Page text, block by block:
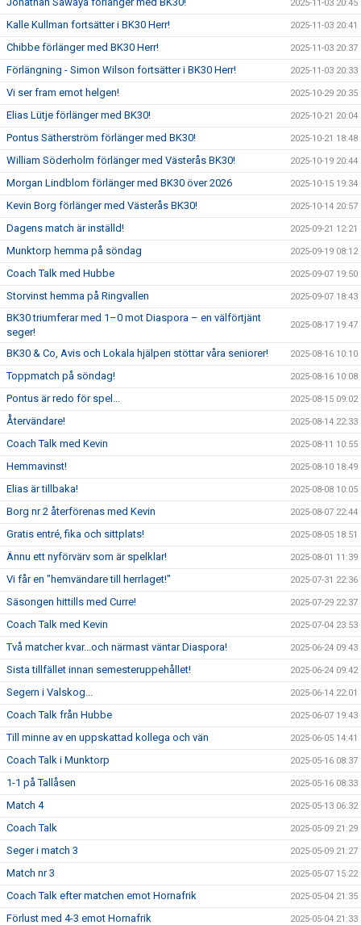
2025-11-03 20:45
Kalle Kullman fortsätter i BK30 Herr! 2025-11-03 20:41
Chibbe förlänger med BK30 Herr! 2025-11-03 20:37
Förlängning - Simon Wilson fortsätter i BK30 Herr! 2025-11-03 20:33
Vi ser fram emot helgen! 2025-10-29 20:35
Elias Lütje förlänger med BK30! 2025-10-21 20:04
Pontus Sätherström förlänger med BK30! 2025-10-21 18:48
William Söderholm förlänger med Västerås BK30! 2025-10-19 20:44
Morgan Lindblom förlänger med BK30 över 2026 2025-10-15 19:34
Kevin Borg förlänger med Västerås BK30! 2025-10-14 20:57
Dagens match är inställd! 2025-09-21 12:21
Munktorp hemma på söndag 2025-09-19 08:12
Coach Talk med Hubbe 2025-09-07 19:50
Storvinst hemma på Ringvallen 2025-09-07 18:43
BK30 triumferar med 1–0 mot Diaspora – en välförtjänt
seger!
2025-08-17 19:47
BK30 & Co, Avis och Lokala hjälpen stöttar våra seniorer! 2025-08-16 10:10
Toppmatch på söndag! 2025-08-16 10:08
Pontus är redo för spel... 2025-08-15 09:02
Återvändare! 2025-08-14 22:33
Coach Talk med Kevin 2025-08-11 10:55
Hemmavinst! 2025-08-10 18:49
Elias är tillbaka! 2025-08-08 10:05
Borg nr 2 återförenas med Kevin 2025-08-07 22:44
Gratis entré, fika och sittplats! 2025-08-05 18:51
Ännu ett nyförvärv som är spelklar! 2025-08-01 11:39
Vi får en "hemvändare till herrlaget!" 2025-07-31 22:36
Säsongen hittills med Curre! 2025-07-29 22:37
Coach Talk med Kevin 2025-07-04 23:53
Två matcher kvar...och närmast väntar Diaspora! 2025-06-24 09:43
Sista tillfället innan semesteruppehållet! 2025-06-24 09:42
Segern i Valskog... 2025-06-14 22:01
Coach Talk från Hubbe 2025-06-07 19:43
Till minne av en uppskattad kollega och vän 2025-06-05 14:41
Coach Talk i Munktorp 2025-05-16 08:37
1-1 på Tallåsen 2025-05-16 08:33
Match 4 2025-05-13 06:32
Coach Talk 2025-05-09 21:29
Seger i match 3 2025-05-09 21:27
Match nr 3 2025-05-07 15:22
Coach Talk efter matchen emot Hornafrik 2025-05-04 21:35
Förlust med 4-3 emot Hornafrik 2025-05-04 21:33